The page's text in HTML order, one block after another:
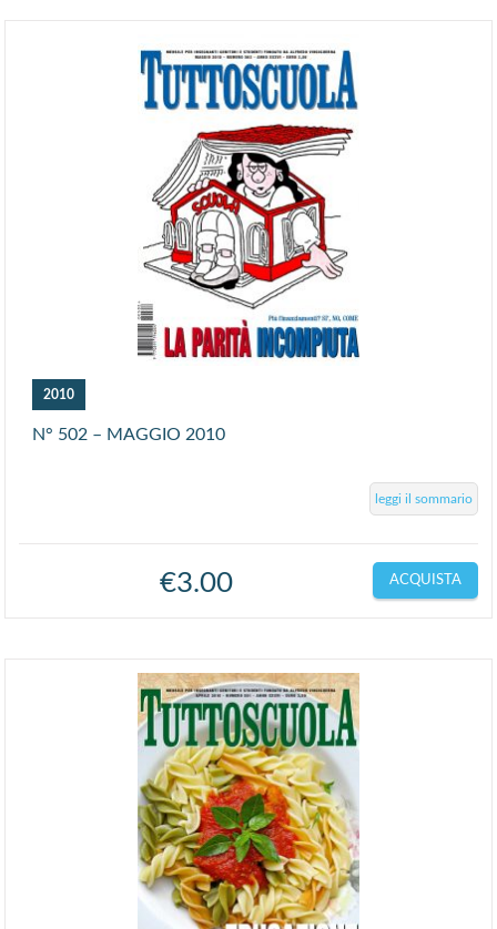
2010
N° 502 – MAGGIO 2010
leggi il sommario
€3.00 ACQUISTA